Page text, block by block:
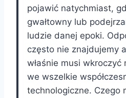
pojawić natychmiast,
gwałtowny lub
ludzie danej epoki.
często nie znajdujemy
właśnie musi wkroczyć
we wszelkie
technologiczne. Czego